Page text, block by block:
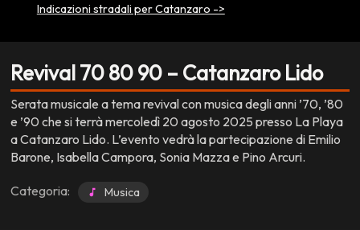
Indicazioni stradali per Catanzaro ->
Revival 70 80 90 – Catanzaro Lido
Serata musicale a tema revival con musica degli anni ’70, ’80
e ’90 che si terrà mercoledì 20 agosto 2025 presso La Playa
a Catanzaro Lido. L’evento vedrà la partecipazione di Emilio
Barone, Isabella Campora, Sonia Mazza e Pino Arcuri.
Categoria: Musica